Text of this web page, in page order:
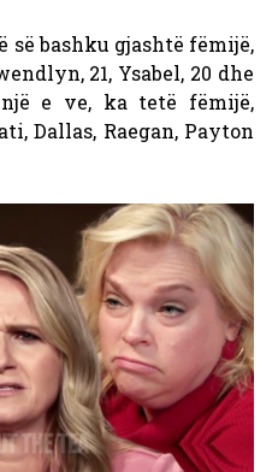
së bashku gjashtë fëmijë,
21, Ysabel, 20 dhe
një e ve, ka tetë fëmijë,
Dallas, Raegan, Payton